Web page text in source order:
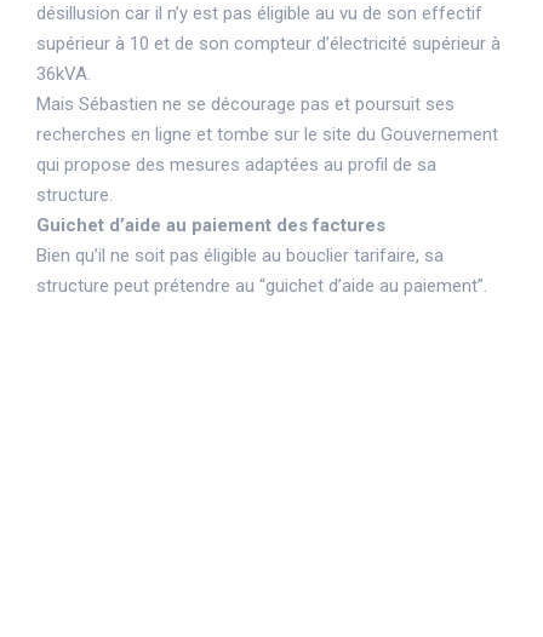
désillusion car il n’y est pas éligible au vu de son effectif
supérieur à 10 et de son compteur d’électricité supérieur à
36kVA.
Mais Sébastien ne se décourage pas et poursuit ses
recherches en ligne et tombe sur le site du Gouvernement
qui propose des mesures adaptées au profil de sa
structure.
Guichet d’aide au paiement des factures
Bien qu’il ne soit pas éligible au bouclier tarifaire, sa
structure peut prétendre au “guichet d’aide au paiement”.